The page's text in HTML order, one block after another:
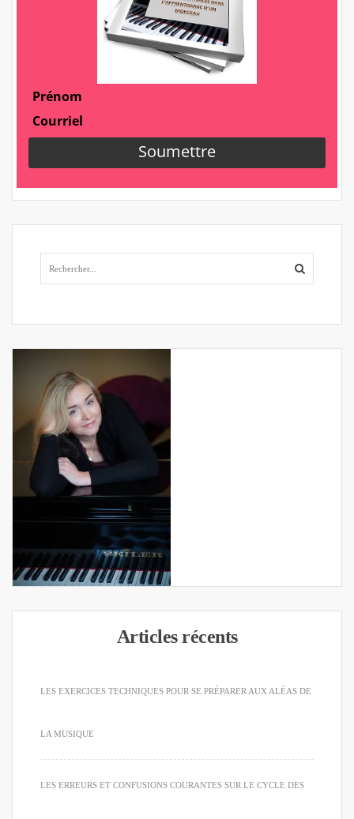
Articles récents
LES EXERCICES TECHNIQUES POUR SE PRÉPARER AUX ALÉAS DE
LA MUSIQUE
LES ERREURS ET CONFUSIONS COURANTES SUR LE CYCLE DES